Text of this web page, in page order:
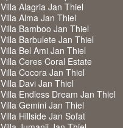
Villa Alagria Jan Thiel
Villa Alma Jan Thiel
Villa Bamboo Jan Thiel
Villa Barbulete Jan Thiel
Villa Bel Ami Jan Thiel
Villa Ceres Coral Estate
Villa Cocora Jan Thiel
Villa Davi Jan Thiel
Villa Endless Dream Jan Thiel
Villa Gemini Jan Thiel
Villa Hillside Jan Sofat